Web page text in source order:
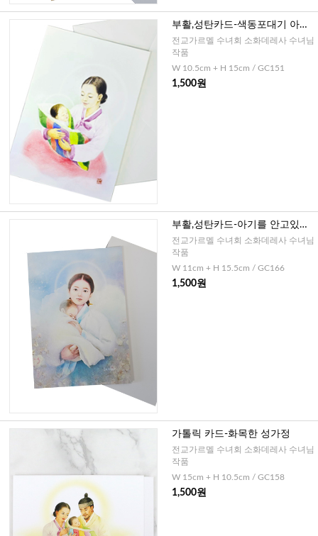
부활,성탄카드-색동포대기 아기
예수님과 성모님
전교가르멜 수녀회 소화데레사 수녀님
작품
W 10.5cm + H 15cm / GC151
1,500원
부활,성탄카드-아기를 안고있는
성모님
전교가르멜 수녀회 소화데레사 수녀님
작품
W 11cm + H 15.5cm / GC166
1,500원
가톨릭 카드-화목한 성가정
전교가르멜 수녀회 소화데레사 수녀님
작품
W 15cm + H 10.5cm / GC158
1,500원